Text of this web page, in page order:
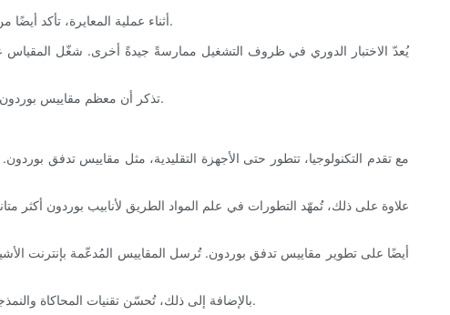
أثناء عملية المعايرة، تأكد أيضًا من وجود تباطؤ. وهو الفرق بين قراءة المقياس عند ارتفاع الضغط وانخفاضه. قد يشير التباطؤ الملحوظ إلى تشوه أنبوب بوردون ويتطلب استبداله.
يُعدّ الاختبار الدوري في ظروف التشغيل ممارسةً جيدةً أخرى. شغّل المقياس
تذكر أن معظم مقاييس بوردون تأتي مع دليل مستخدم يتضمن إرشادات محددة للصيانة والمعايرة. اتباع توصيات الشركة المصنعة ضروري للحفاظ على دقة وموثوقية المقياس.
مع تقدم التكنولوجيا، تتطور حتى الأجهزة التقليدية، مثل مقاييس تدفق
علاوة على ذلك، تُمهّد التطورات في علم المواد الطريق لأنابيب بوردون
بالإضافة إلى ذلك، تُحسّن تقنيات المحاكاة والنمذجة تصميم وأداء مقاييس بوردون. تُمكّن النماذج الحاسوبية من محاكاة أداء المقاييس في ظروف مُختلفة، مما يُتيح تصميم أجهزة أكثر متانة ودقة.